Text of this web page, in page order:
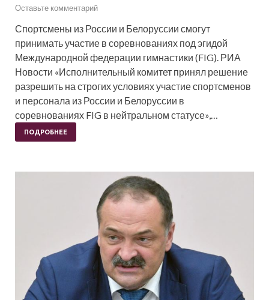
Оставьте комментарий
Спортсмены из России и Белоруссии смогут
принимать участие в соревнованиях под эгидой
Международной федерации гимнастики (FIG). РИА
Новости «Исполнительный комитет принял решение
разрешить на строгих условиях участие спортсменов
и персонала из России и Белоруссии в
соревнованиях FIG в нейтральном статусе»,…
ПОДРОБНЕЕ